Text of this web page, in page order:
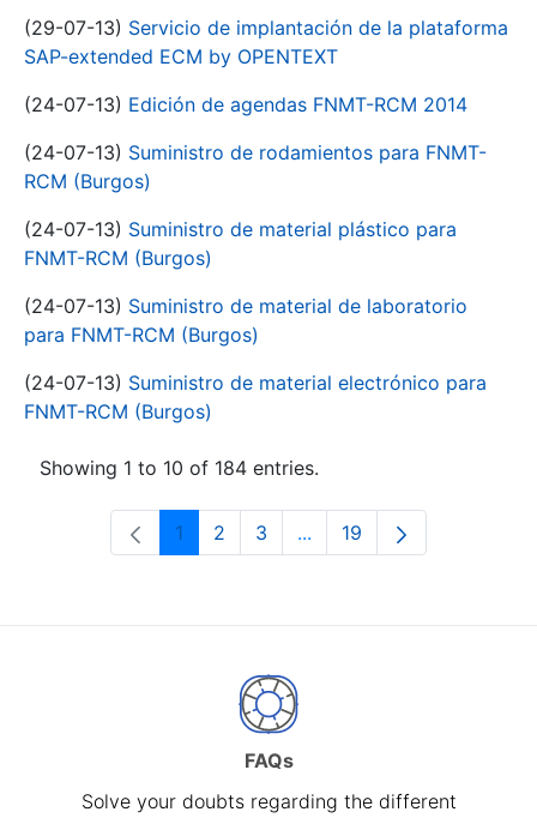
(29-07-13) Servicio de implantación de la plataforma
SAP-extended ECM by OPENTEXT
(24-07-13) Edición de agendas FNMT-RCM 2014
(24-07-13) Suministro de rodamientos para FNMT-
RCM (Burgos)
(24-07-13) Suministro de material plástico para
FNMT-RCM (Burgos)
(24-07-13) Suministro de material de laboratorio
para FNMT-RCM (Burgos)
(24-07-13) Suministro de material electrónico para
FNMT-RCM (Burgos)
Showing 1 to 10 of 184 entries.
Page
1 Page
2 Page
3 ...Intermediate Pages Use
Page
19
FAQs
Solve your doubts regarding the different